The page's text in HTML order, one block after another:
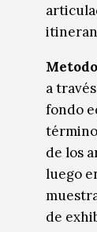
a
fondo
de los
luego
de